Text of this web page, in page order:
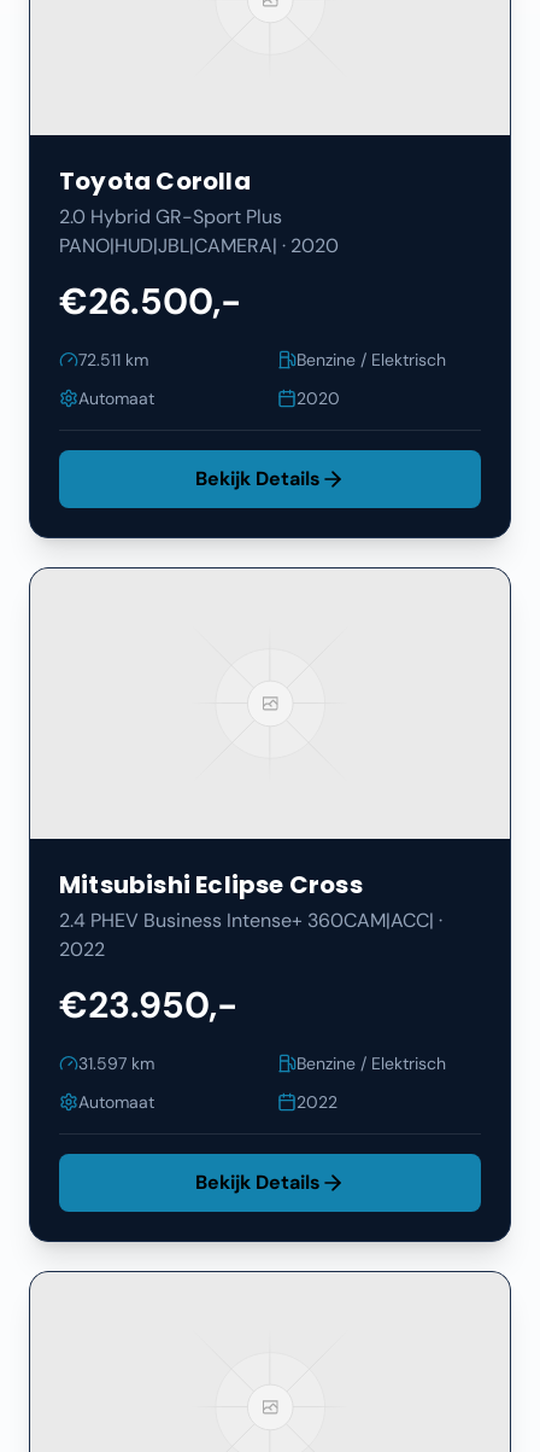
Toyota Corolla
2.0 Hybrid GR-Sport Plus
PANO|HUD|JBL|CAMERA| · 2020
€26.500,-
72.511 km
Benzine / Elektrisch
Automaat
2020
Bekijk Details
Mitsubishi Eclipse Cross
2.4 PHEV Business Intense+ 360CAM|ACC| ·
2022
€23.950,-
31.597 km
Benzine / Elektrisch
Automaat
2022
Bekijk Details